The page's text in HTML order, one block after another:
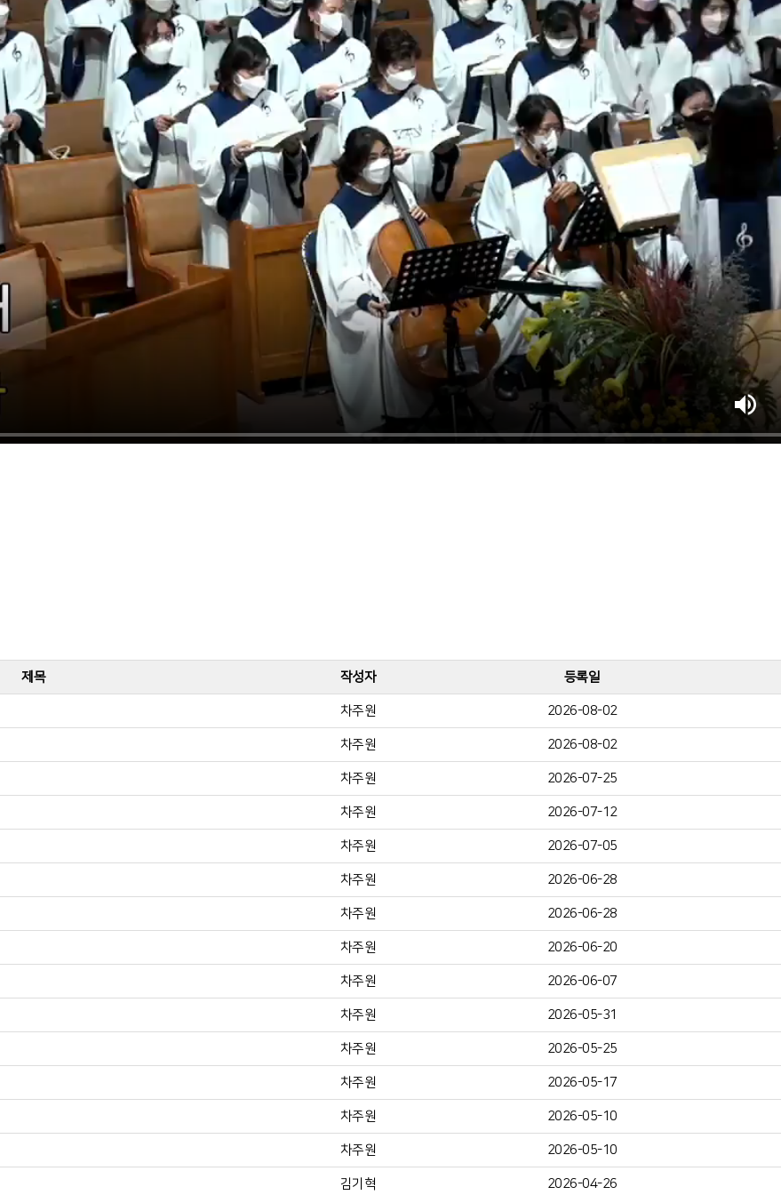
제목 작성자 등록일
차주원 2026-08-02
차주원 2026-08-02
차주원 2026-07-25
차주원 2026-07-12
차주원 2026-07-05
차주원 2026-06-28
차주원 2026-06-28
차주원 2026-06-20
차주원 2026-06-07
차주원 2026-05-31
차주원 2026-05-25
차주원 2026-05-17
차주원 2026-05-10
차주원 2026-05-10
김기혁 2026-04-26